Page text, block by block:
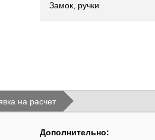
Замок, ручки
на расчет
Дополнительно: